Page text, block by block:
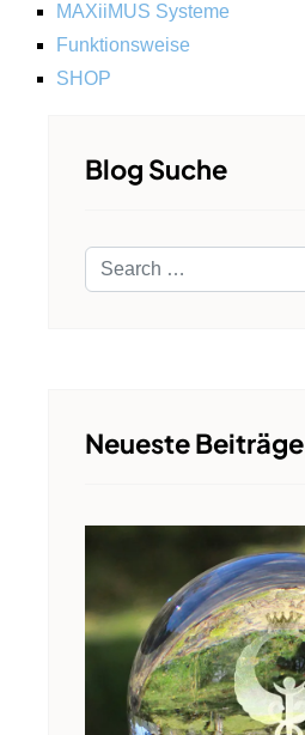
MAXiiMUS Systeme
Funktionsweise
SHOP
Blog Suche
Search
Neueste Beiträge